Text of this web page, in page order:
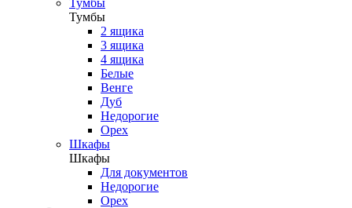
Тумбы
Тумбы
2 ящика
3 ящика
4 ящика
Белые
Венге
Дуб
Недорогие
Орех
Шкафы
Шкафы
Для документов
Недорогие
Орех